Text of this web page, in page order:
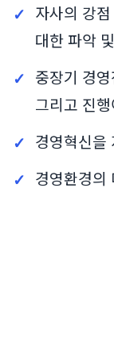
자사의 강
대한 파악
중장기 경
그리고 진
경영혁신을
경영환경의